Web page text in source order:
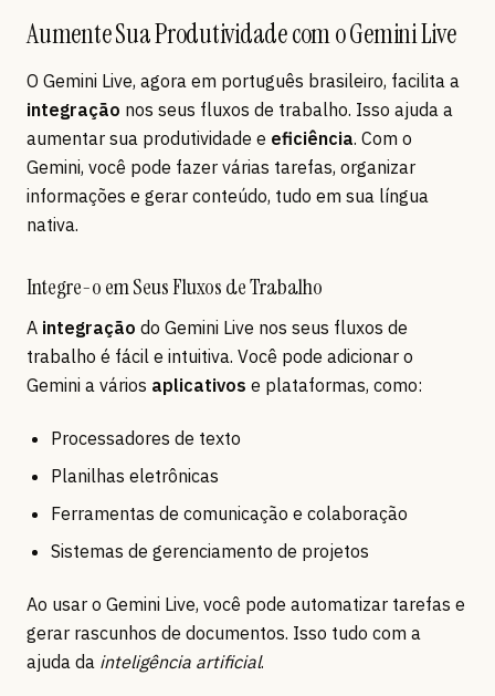
Aumente Sua Produtividade com o Gemini Live
O Gemini Live, agora em português brasileiro, facilita a
integração nos seus fluxos de trabalho. Isso ajuda a
aumentar sua produtividade e eficiência. Com o
Gemini, você pode fazer várias tarefas, organizar
informações e gerar conteúdo, tudo em sua língua
nativa.
Integre-o em Seus Fluxos de Trabalho
A integração do Gemini Live nos seus fluxos de
trabalho é fácil e intuitiva. Você pode adicionar o
Gemini a vários aplicativos e plataformas, como:
Processadores de texto
Planilhas eletrônicas
Ferramentas de comunicação e colaboração
Sistemas de gerenciamento de projetos
Ao usar o Gemini Live, você pode automatizar tarefas e
gerar rascunhos de documentos. Isso tudo com a
ajuda da inteligência artificial.